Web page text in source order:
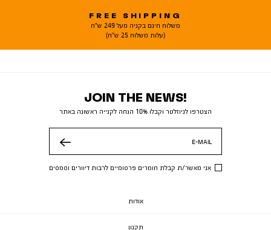
FREE SHIPPING
משלוח חינם בקניה מעל 249 ש"ח
(עלות משלוח 25 ש"ח)
JOIN THE NEWS!
הצטרפו לניוזלטר וקבלו 10% הנחה לקנייה ראשונה באתר
E-MAIL
אני מאשר/ת קבלת חומרים פרסומיים לרבות דיוורים וסמסים
אודות
תקנון